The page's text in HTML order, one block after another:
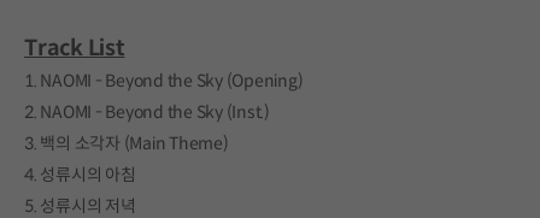
Track List
1. NAOMI - Beyond the Sky (Opening)
2. NAOMI - Beyond the Sky (Inst.)
3. 백의 소각자 (Main Theme)
4. 성류시의 아침
5. 성류시의 저녁